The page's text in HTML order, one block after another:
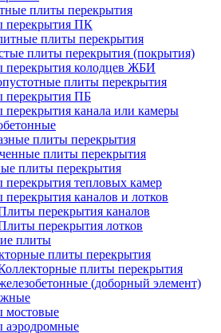
плиты перекрытия
перекрытия ПК
плиты перекрытия
плиты перекрытия (покрытия)
перекрытия колодцев ЖБИ
плиты перекрытия
перекрытия ПБ
канала или камеры
плиты перекрытия
плиты перекрытия
плиты перекрытия
тепловых камер
каналов и лотков
перекрытия каналов
перекрытия лотков
плиты
плиты перекрытия
плиты перекрытия
(доборный элемент)
мостовые
аэродромные